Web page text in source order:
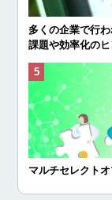
多くの企業で行
課題や効率化のヒ
マルチセレクト